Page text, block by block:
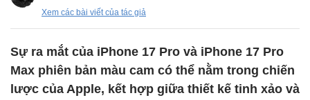
Xem các bài viết của tác giả
Sự ra mắt của iPhone 17 Pro và iPhone 17 Pro
Max phiên bản màu cam có thể nằm trong chiến
lược của Apple, kết hợp giữa thiết kế tinh xảo và